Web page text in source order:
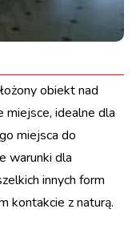
obiekt nad
miejsce, idealne dla
miejsca do
warunki dla
innych form
kontakcie z naturą.